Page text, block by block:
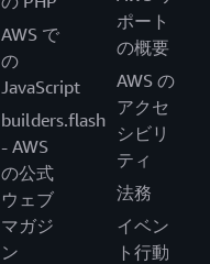
AWS で
の
JavaScript
builders.flash
- AWS
の公式
ウェブ
マガジ
ン
ポート
の概要
AWS の
アクセ
シビリ
ティ
法務
イベン
ト行動